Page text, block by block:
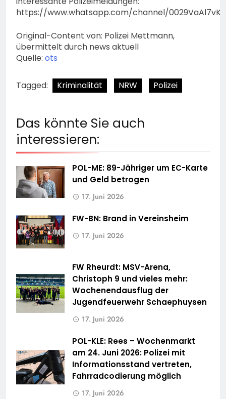
https://www.whatsapp.com/channel/
Original-Content von: Polizei Mettmann,
übermittelt durch news aktuell
Quelle: ots
Tagged: Kriminalität NRW Polizei
Das könnte Sie auch
interessieren:
POL-ME: 89-Jähriger um EC-Karte
und Geld betrogen
17. Juni 2026
FW-BN: Brand in Vereinsheim
17. Juni 2026
FW Rheurdt: MSV-Arena,
Christoph 9 und vieles mehr:
Wochenendausflug der
Jugendfeuerwehr Schaephuysen
17. Juni 2026
POL-KLE: Rees – Wochenmarkt
am 24. Juni 2026: Polizei mit
Informationsstand vertreten,
Fahrradcodierung möglich
17. Juni 2026